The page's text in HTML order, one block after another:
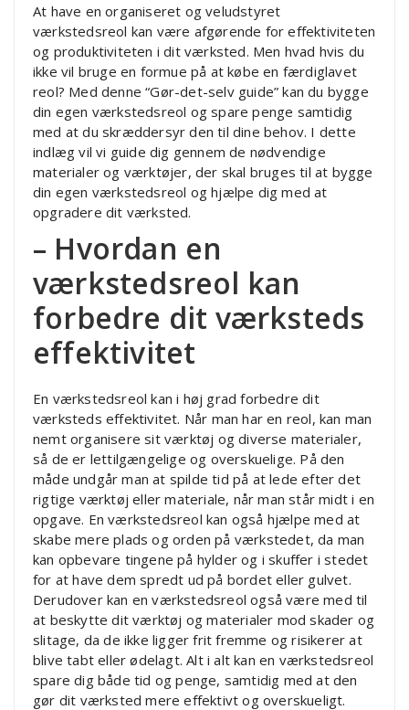
At have en organiseret og veludstyret
værkstedsreol kan være afgørende for effektiviteten
og produktiviteten i dit værksted. Men hvad hvis du
ikke vil bruge en formue på at købe en færdiglavet
reol? Med denne “Gør-det-selv guide” kan du bygge
din egen værkstedsreol og spare penge samtidig
med at du skræddersyr den til dine behov. I dette
indlæg vil vi guide dig gennem de nødvendige
materialer og værktøjer, der skal bruges til at bygge
din egen værkstedsreol og hjælpe dig med at
opgradere dit værksted.
– Hvordan en
værkstedsreol kan
forbedre dit værksteds
effektivitet
En værkstedsreol kan i høj grad forbedre dit
værksteds effektivitet. Når man har en reol, kan man
nemt organisere sit værktøj og diverse materialer,
så de er lettilgængelige og overskuelige. På den
måde undgår man at spilde tid på at lede efter det
rigtige værktøj eller materiale, når man står midt i en
opgave. En værkstedsreol kan også hjælpe med at
skabe mere plads og orden på værkstedet, da man
kan opbevare tingene på hylder og i skuffer i stedet
for at have dem spredt ud på bordet eller gulvet.
Derudover kan en værkstedsreol også være med til
at beskytte dit værktøj og materialer mod skader og
slitage, da de ikke ligger frit fremme og risikerer at
blive tabt eller ødelagt. Alt i alt kan en værkstedsreol
spare dig både tid og penge, samtidig med at den
gør dit værksted mere effektivt og overskueligt.